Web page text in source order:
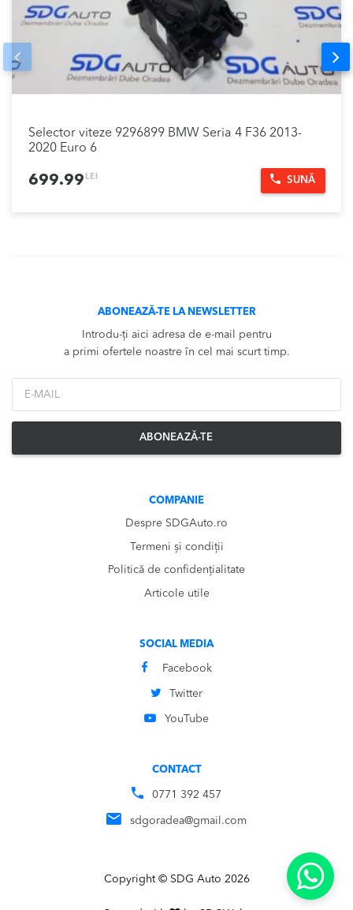
Selector viteze 9296899 BMW Seria 4 F36 2013-
2020 Euro 6
699.99 LEI SUNĂ
Prev
ABONEAZĂ-TE LA NEWSLETTER
Introdu-ți aici adresa de e-mail pentru
a primi ofertele noastre în cel mai scurt timp.
ABONEAZĂ-TE
COMPANIE
Despre SDGAuto.ro
Termeni și condiții
Politică de confidențialitate
Articole utile
SOCIAL MEDIA
Facebook
Twitter
YouTube
CONTACT
0771 392 457
sdgoradea@gmail.com
Copyright © SDG Auto 2026